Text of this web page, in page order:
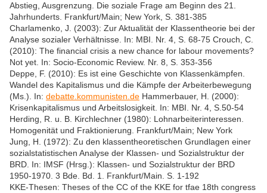
Abstieg, Ausgrenzung. Die soziale Frage am Beginn des 21.
Jahrhunderts. Frankfurt/Main; New York, S. 381-385
Charlamenko, J. (2003): Zur Aktualität der Klassentheorie bei der
Analyse sozialer Verhältnisse. In: MBI. Nr. 4, S. 68-75 Crouch, C.
(2010): The financial crisis a new chance for labour movements?
Not yet. In: Socio-Economic Review. Nr. 8, S. 353-356
Deppe, F. (2010): Es ist eine Geschichte von Klassenkämpfen.
Wandel des Kapitalismus und die Kämpfe der Arbeiterbewegung
(Ms.). In: debatte.kommunisten.de Hammerbauer, H. (2000):
Krisenkapitalismus und Arbeitslosigkeit. In: MBI. Nr. 4, S.50-54
Herding, R. u. B. Kirchlechner (1980): Lohnarbeiterinteressen.
Homogenität und Fraktionierung. Frankfurt/Main; New York
Jung, H. (1972): Zu den klassentheoretischen Grundlagen einer
sozialstatistischen Analyse der Klassen- und Sozialstruktur der
BRD. In: IMSF (Hrsg.): Klassen- und Sozialstruktur der BRD
1950-1970. 3 Bde. Bd. 1. Frankfurt/Main. S. 1-192
KKE-Thesen: Theses of the CC of the KKE for tfae 18th congress